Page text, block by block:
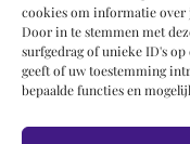
cookies om informatie over
Door in te stemmen met
surfgedrag of unieke ID's
geeft of uw toestemming
bepaalde functies en